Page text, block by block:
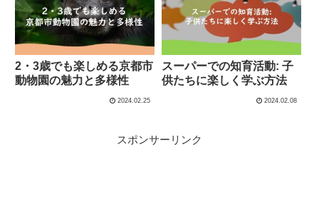
2・3歳でも楽しめる京都市
動物園の魅力と多様性
2024.02.25
スーパーでの知育活動: 子
供たちに楽しく学ぶ方法
2024.02.08
スポンサーリンク